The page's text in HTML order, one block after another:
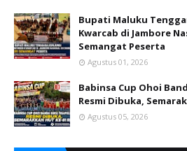
Bupati Maluku
Kwarcab di Jambore
Semangat Peserta
Agustus 01, 2026
Babinsa Cup Ohoi
Resmi Dibuka,
Agustus 05, 2026